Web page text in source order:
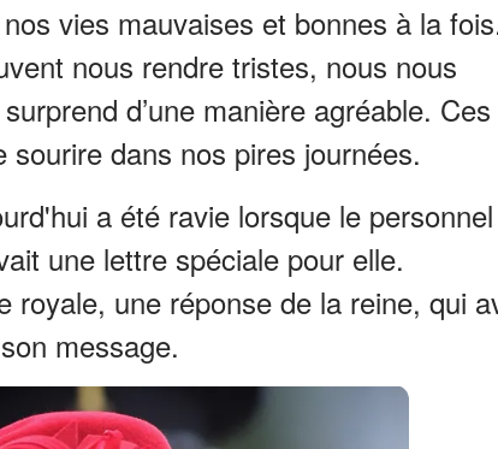
vies mauvaises et bonnes à la
nous rendre tristes, nous nous
d’une manière agréable. Ces
dans nos pires journées.
a été ravie lorsque le
une lettre spéciale pour elle.
royale, une réponse de la reine, qui
message.